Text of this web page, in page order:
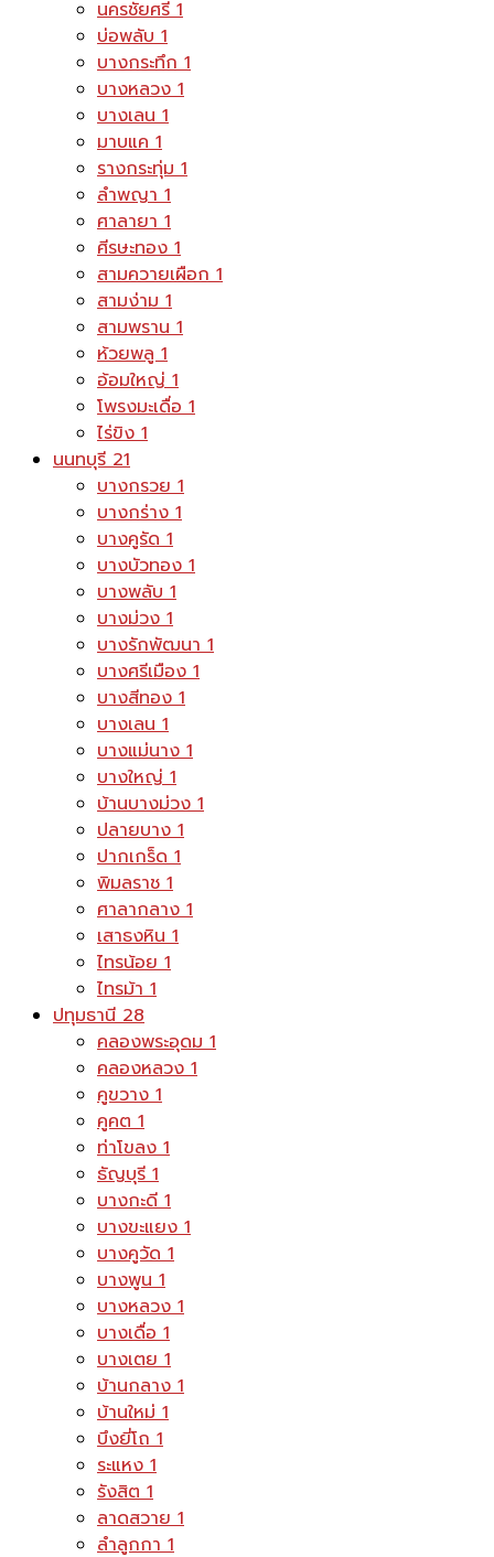
นครชัยศรี1
บ่อพลับ1
บางกระทึก1
บางหลวง1
บางเลน1
มาบแค1
รางกระทุ่ม1
ลำพญา1
ศาลายา1
ศีรษะทอง1
สามควายเผือก1
สามง่าม1
สามพราน1
ห้วยพลู1
อ้อมใหญ่1
โพรงมะเดื่อ1
ไร่ขิง1
นนทบุรี21
บางกรวย1
บางกร่าง1
บางคูรัด1
บางบัวทอง1
บางพลับ1
บางม่วง1
บางรักพัฒนา1
บางศรีเมือง1
บางสีทอง1
บางเลน1
บางแม่นาง1
บางใหญ่1
บ้านบางม่วง1
ปลายบาง1
ปากเกร็ด1
พิมลราช1
ศาลากลาง1
เสาธงหิน1
ไทรน้อย1
ไทรม้า1
ปทุมธานี28
คลองพระอุดม1
คลองหลวง1
คูขวาง1
คูคต1
ท่าโขลง1
ธัญบุรี1
บางกะดี1
บางขะแยง1
บางคูวัด1
บางพูน1
บางหลวง1
บางเดื่อ1
บางเตย1
บ้านกลาง1
บ้านใหม่1
บึงยี่โถ1
ระแหง1
รังสิต1
ลาดสวาย1
ลำลูกกา1